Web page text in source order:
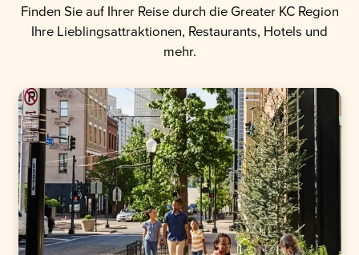
Finden Sie auf Ihrer Reise durch die Greater KC Region
Ihre Lieblingsattraktionen, Restaurants, Hotels und
mehr.